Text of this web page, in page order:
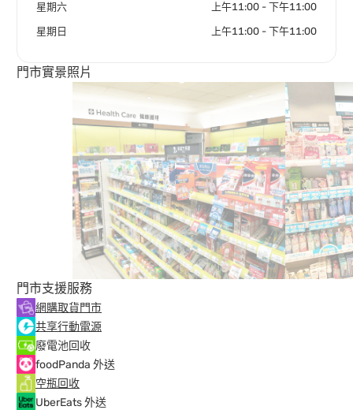
星期六 上午11:00 - 下午11:00
星期日 上午11:00 - 下午11:00
門市實景照片
門市支援服務
網購取貨門市
共享行動電源
廢電池回收
foodPanda 外送
空瓶回收
UberEats 外送